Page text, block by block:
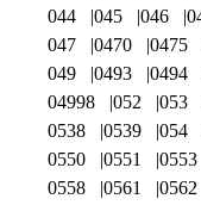
044
045 046
047
0470 0475
049
0493 0494
04998
052 053
0538
0539 054
0550
0551 0553
0558
0561 0562